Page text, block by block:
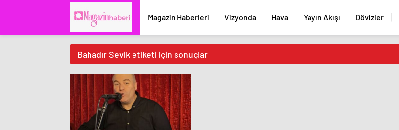
Magazin Haberleri Vizyonda Hava Yayın Akışı Dövizler
Bahadır Sevik etiketi için sonuçlar